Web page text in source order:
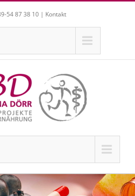
54 87 38 10 | Kontakt